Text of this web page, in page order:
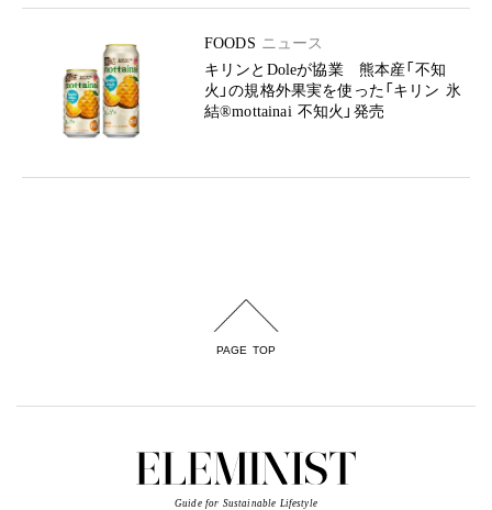
FOODS ニュース
キリンとDoleが協業 熊本産「不知
火」の規格外果実を使った「キリン 氷
結®mottainai 不知火」発売
PAGE TOP
Guide for Sustainable Lifestyle